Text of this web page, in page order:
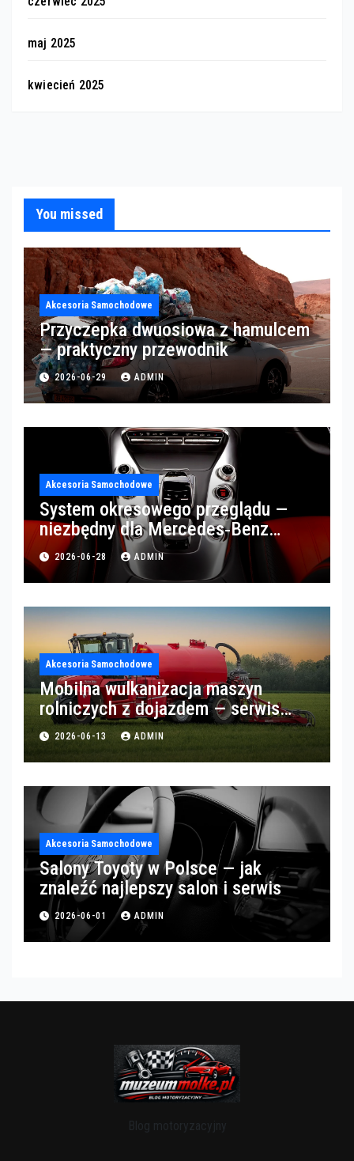
maj 2025
kwiecień 2025
You missed
Akcesoria Samochodowe
Przyczepka dwuosiowa z hamulcem
— praktyczny przewodnik
2026-06-29 ADMIN
Akcesoria Samochodowe
System okresowego przeglądu —
niezbędny dla Mercedes‑Benz
Trucks w Poznaniu
2026-06-28 ADMIN
Akcesoria Samochodowe
Mobilna wulkanizacja maszyn
rolniczych z dojazdem — serwis
opon w okolicach Gorzowa
2026-06-13 ADMIN
Akcesoria Samochodowe
Salony Toyoty w Polsce — jak
znaleźć najlepszy salon i serwis
2026-06-01 ADMIN
Blog motoryzacyjny